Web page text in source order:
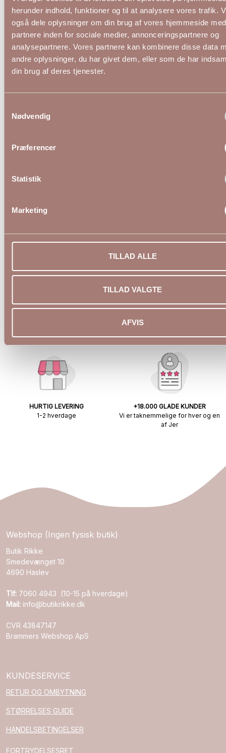
herunder indhold, funktioner og til at analysere vores trafik.
også dele oplysninger om din brug af vores hjemmeside
partnere inden for sociale medier, annonceringspartnere og
analysepartnere. Vores partnere kan kombinere disse data
andre oplysninger, du har givet dem, eller som de har
din brug af deres tjenester.
Nødvendig
Præferencer
Statistik
Marketing
TILLAD ALLE
TILLAD VALGTE
AFVIS
KCberry Kjole Med Wrap i Paisley Print fra
KAFFE
HURTIG LEVERING
1-2 hverdage
+18.000 GLADE KUNDER
Vi er taknemmelige for hver og en
af Jer
Webshop (Ingen fysisk butik)
Butik Rikke
Smedevænget 10
4690 Haslev
Tlf: 7060 4943 (10-15 på hverdage)
Mail: info@butikrikke.dk
CVR 43847147
Brammers Webshop ApS
KUNDESERVICE
RETUR OG OMBYTNING
STØRRELSES GUIDE
HANDELSBETINGELSER
FORTRYDELSESRET